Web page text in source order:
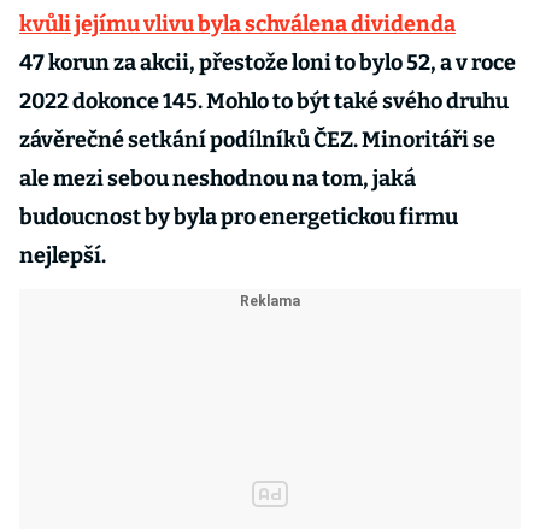
kvůli jejímu vlivu byla schválena dividenda
47 korun za akcii, přestože loni to bylo 52, a v roce
2022 dokonce 145. Mohlo to být také svého druhu
závěrečné setkání podílníků ČEZ. Minoritáři se
ale mezi sebou neshodnou na tom, jaká
budoucnost by byla pro energetickou firmu
nejlepší.